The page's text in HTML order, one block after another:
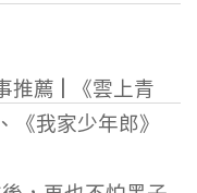
推薦 | 《雲上青
《我家少年郎》